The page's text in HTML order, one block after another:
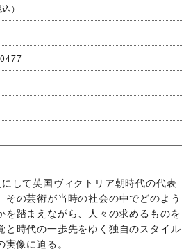
）
して英国ヴィクトリア朝時代の代表
その芸術が当時の社会の中でどのよう
を踏まえながら、人々の求めるものを
と時代の一歩先をゆく独自のスタイル
像に迫る。